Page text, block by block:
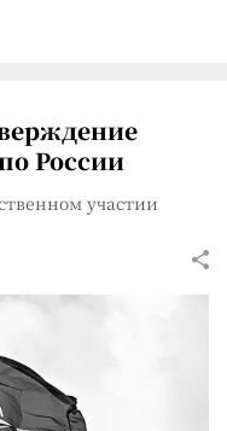
России
участии